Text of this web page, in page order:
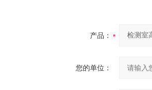
产品：
您的单位：